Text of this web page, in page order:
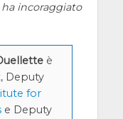
incoraggiato
è
Deputy
for
e Deputy